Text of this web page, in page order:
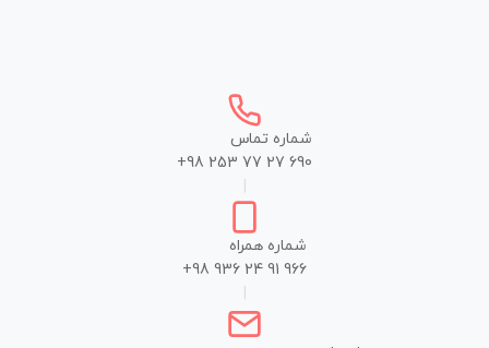
شماره تماس
+98 253 77 27 690
شماره همراه
+98 936 24 91 966